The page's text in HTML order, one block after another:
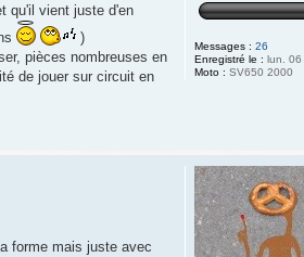
Messages : 26
Enregistré le : lun. 06
Moto : SV650 2000
qu'il vient juste d'en
)
pièces nombreuses en
de jouer sur circuit en
forme mais juste avec